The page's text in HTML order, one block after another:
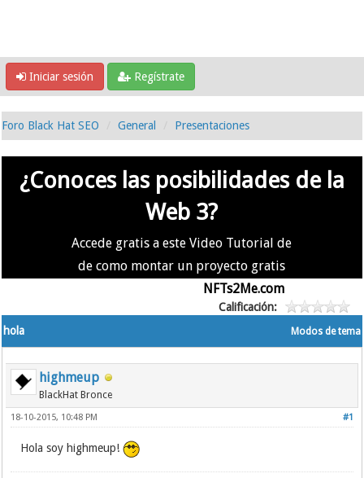
Iniciar sesión Regístrate
Foro Black Hat SEO General Presentaciones
¿Conoces las posibilidades de la
Web 3?
Accede gratis a este Video Tutorial de
de como montar un proyecto gratis
NFTs2Me.com
Calificación:
Modos de tema
hola
highmeup
BlackHat Bronce
#1
18-10-2015, 10:48 PM
Hola soy highmeup!